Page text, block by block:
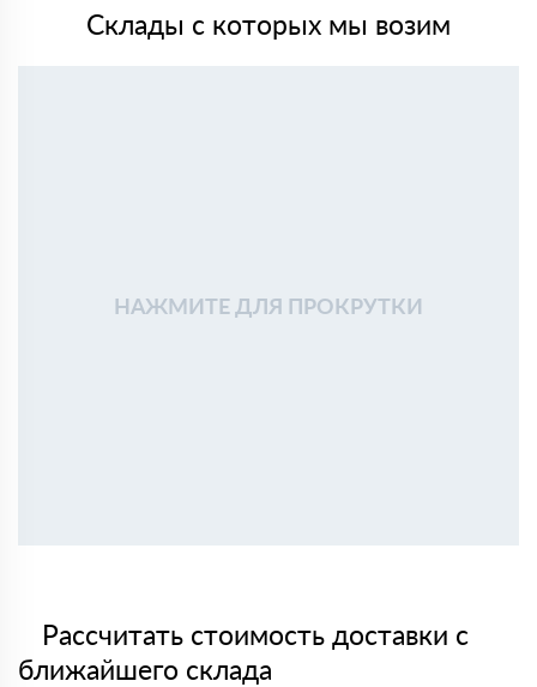
Склады с которых мы возим
НАЖМИТЕ ДЛЯ ПРОКРУТКИ
Рассчитать стоимость доставки с
ближайшего склада